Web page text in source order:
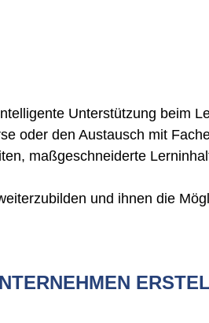
Unterstützung beim
oder den Austausch mit
maßgeschneiderte
und ihnen die